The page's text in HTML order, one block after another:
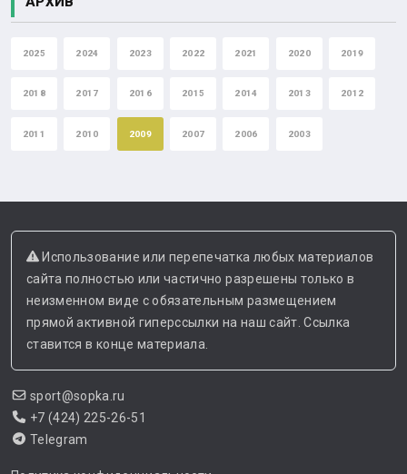
2025 2024 2023 2022 2021 2020 2019
2018 2017 2016 2015 2014 2013 2012
2011 2010 2009 2007 2006 2003
Использование или перепечатка любых материалов
сайта полностью или частично разрешены только в
неизменном виде с обязательным размещением
прямой активной гиперссылки на наш сайт. Ссылка
ставится в конце материала.
sport@sopka.ru
+7 (424) 225-26-51
Telegram